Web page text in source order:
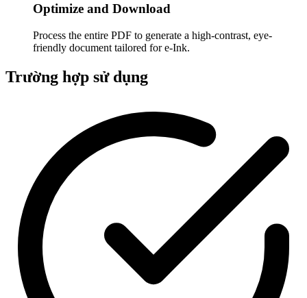
Optimize and Download
Process the entire PDF to generate a high-contrast, eye-
friendly document tailored for e-Ink.
Trường hợp sử dụng